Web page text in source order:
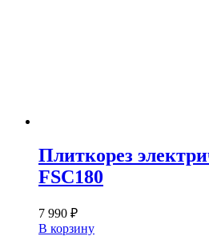
Плиткорез
FSC180
7 990 ₽
В корзину